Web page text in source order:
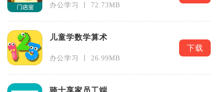
办公学习 丨 72.73MB
儿童学数学算术
办公学习 丨 26.99MB
下载
骑士享家员工端